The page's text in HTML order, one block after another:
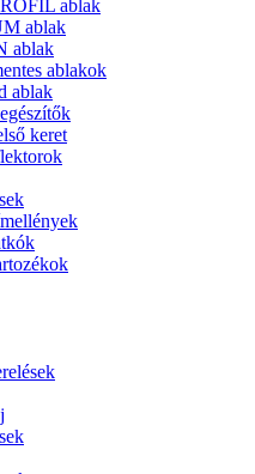
ablak
ablak
ablak
ablakok
ablak
keret